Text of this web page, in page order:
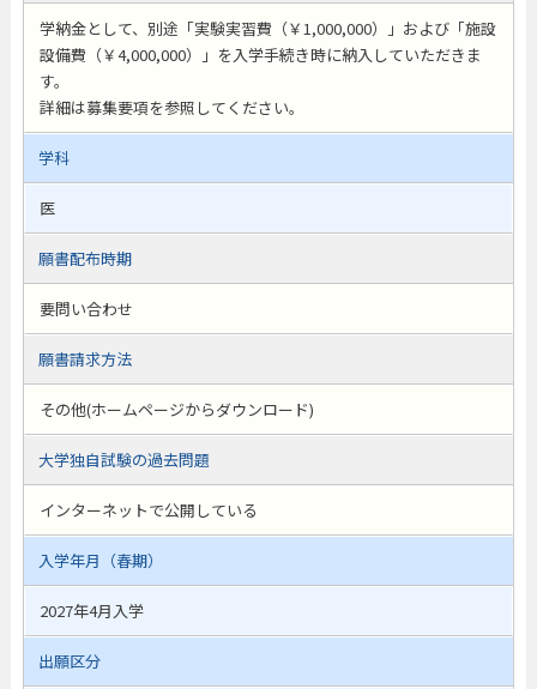
学納金として、別途「実験実習費（￥1,000,000）」および「施設
設備費（￥4,000,000）」を入学手続き時に納入していただきま
す。
詳細は募集要項を参照してください。
学科
医
願書配布時期
要問い合わせ
願書請求方法
その他(ホームページからダウンロード)
大学独自試験の過去問題
インターネットで公開している
入学年月（春期）
2027年4月入学
出願区分